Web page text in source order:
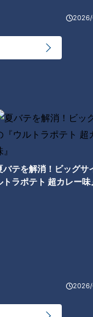
2026/
バテを解消！ビッグサ
トラポテト 超カレー味
2026/
道 大満喫編⑦】グ
ルが一般道だけで
♡カヌー体験！【道